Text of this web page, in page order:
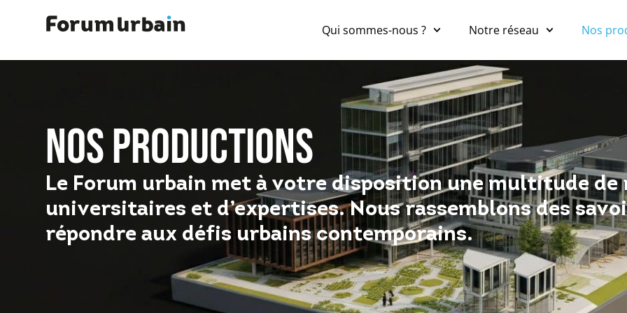
Qui sommes-nous ? Notre réseau Nos
NOS PRODUCTIONS
Le Forum urbain met à votre disposition une multitude de
universitaires et d’expertises. Nous rassemblons des
répondre aux défis urbains contemporains.